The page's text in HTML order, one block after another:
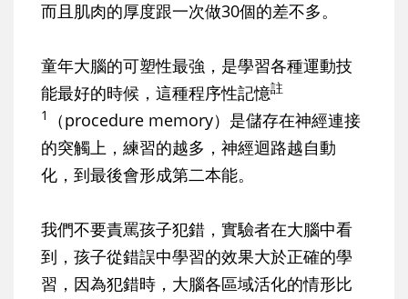
而且肌肉的厚度跟一次做30個的差不多。
童年大腦的可塑性最強，是學習各種運動技
能最好的時候，這種程序性記憶註
1
（procedure memory）是儲存在神經連接
的突觸上，練習的越多，神經迴路越自動
化，到最後會形成第二本能。
我們不要責罵孩子犯錯，實驗者在大腦中看
到，孩子從錯誤中學習的效果大於正確的學
習，因為犯錯時，大腦各區域活化的情形比